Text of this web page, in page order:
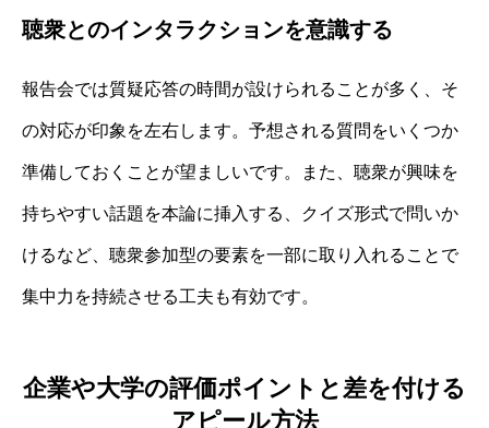
聴衆とのインタラクションを意識する
報告会では質疑応答の時間が設けられることが多く、そ
の対応が印象を左右します。予想される質問をいくつか
準備しておくことが望ましいです。また、聴衆が興味を
持ちやすい話題を本論に挿入する、クイズ形式で問いか
けるなど、聴衆参加型の要素を一部に取り入れることで
集中力を持続させる工夫も有効です。
企業や大学の評価ポイントと差を付ける
アピール方法